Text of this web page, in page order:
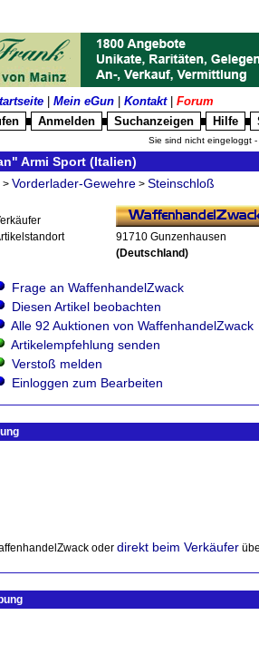
Mein eGun Kontakt| Forum
Anmelden Suchanzeigen Hilfe
Sie sind nicht eingeloggt -
Armi Sport (Italien)
> Vorderlader-Gewehre > Steinschloß
91710 Gunzenhausen
(Deutschland)
Frage an WaffenhandelZwack
Diesen Artikel beobachten
Alle 92 Auktionen von WaffenhandelZwack
Artikelempfehlung senden
Verstoß melden
Einloggen zum Bearbeiten
oder direkt beim Verkäufer